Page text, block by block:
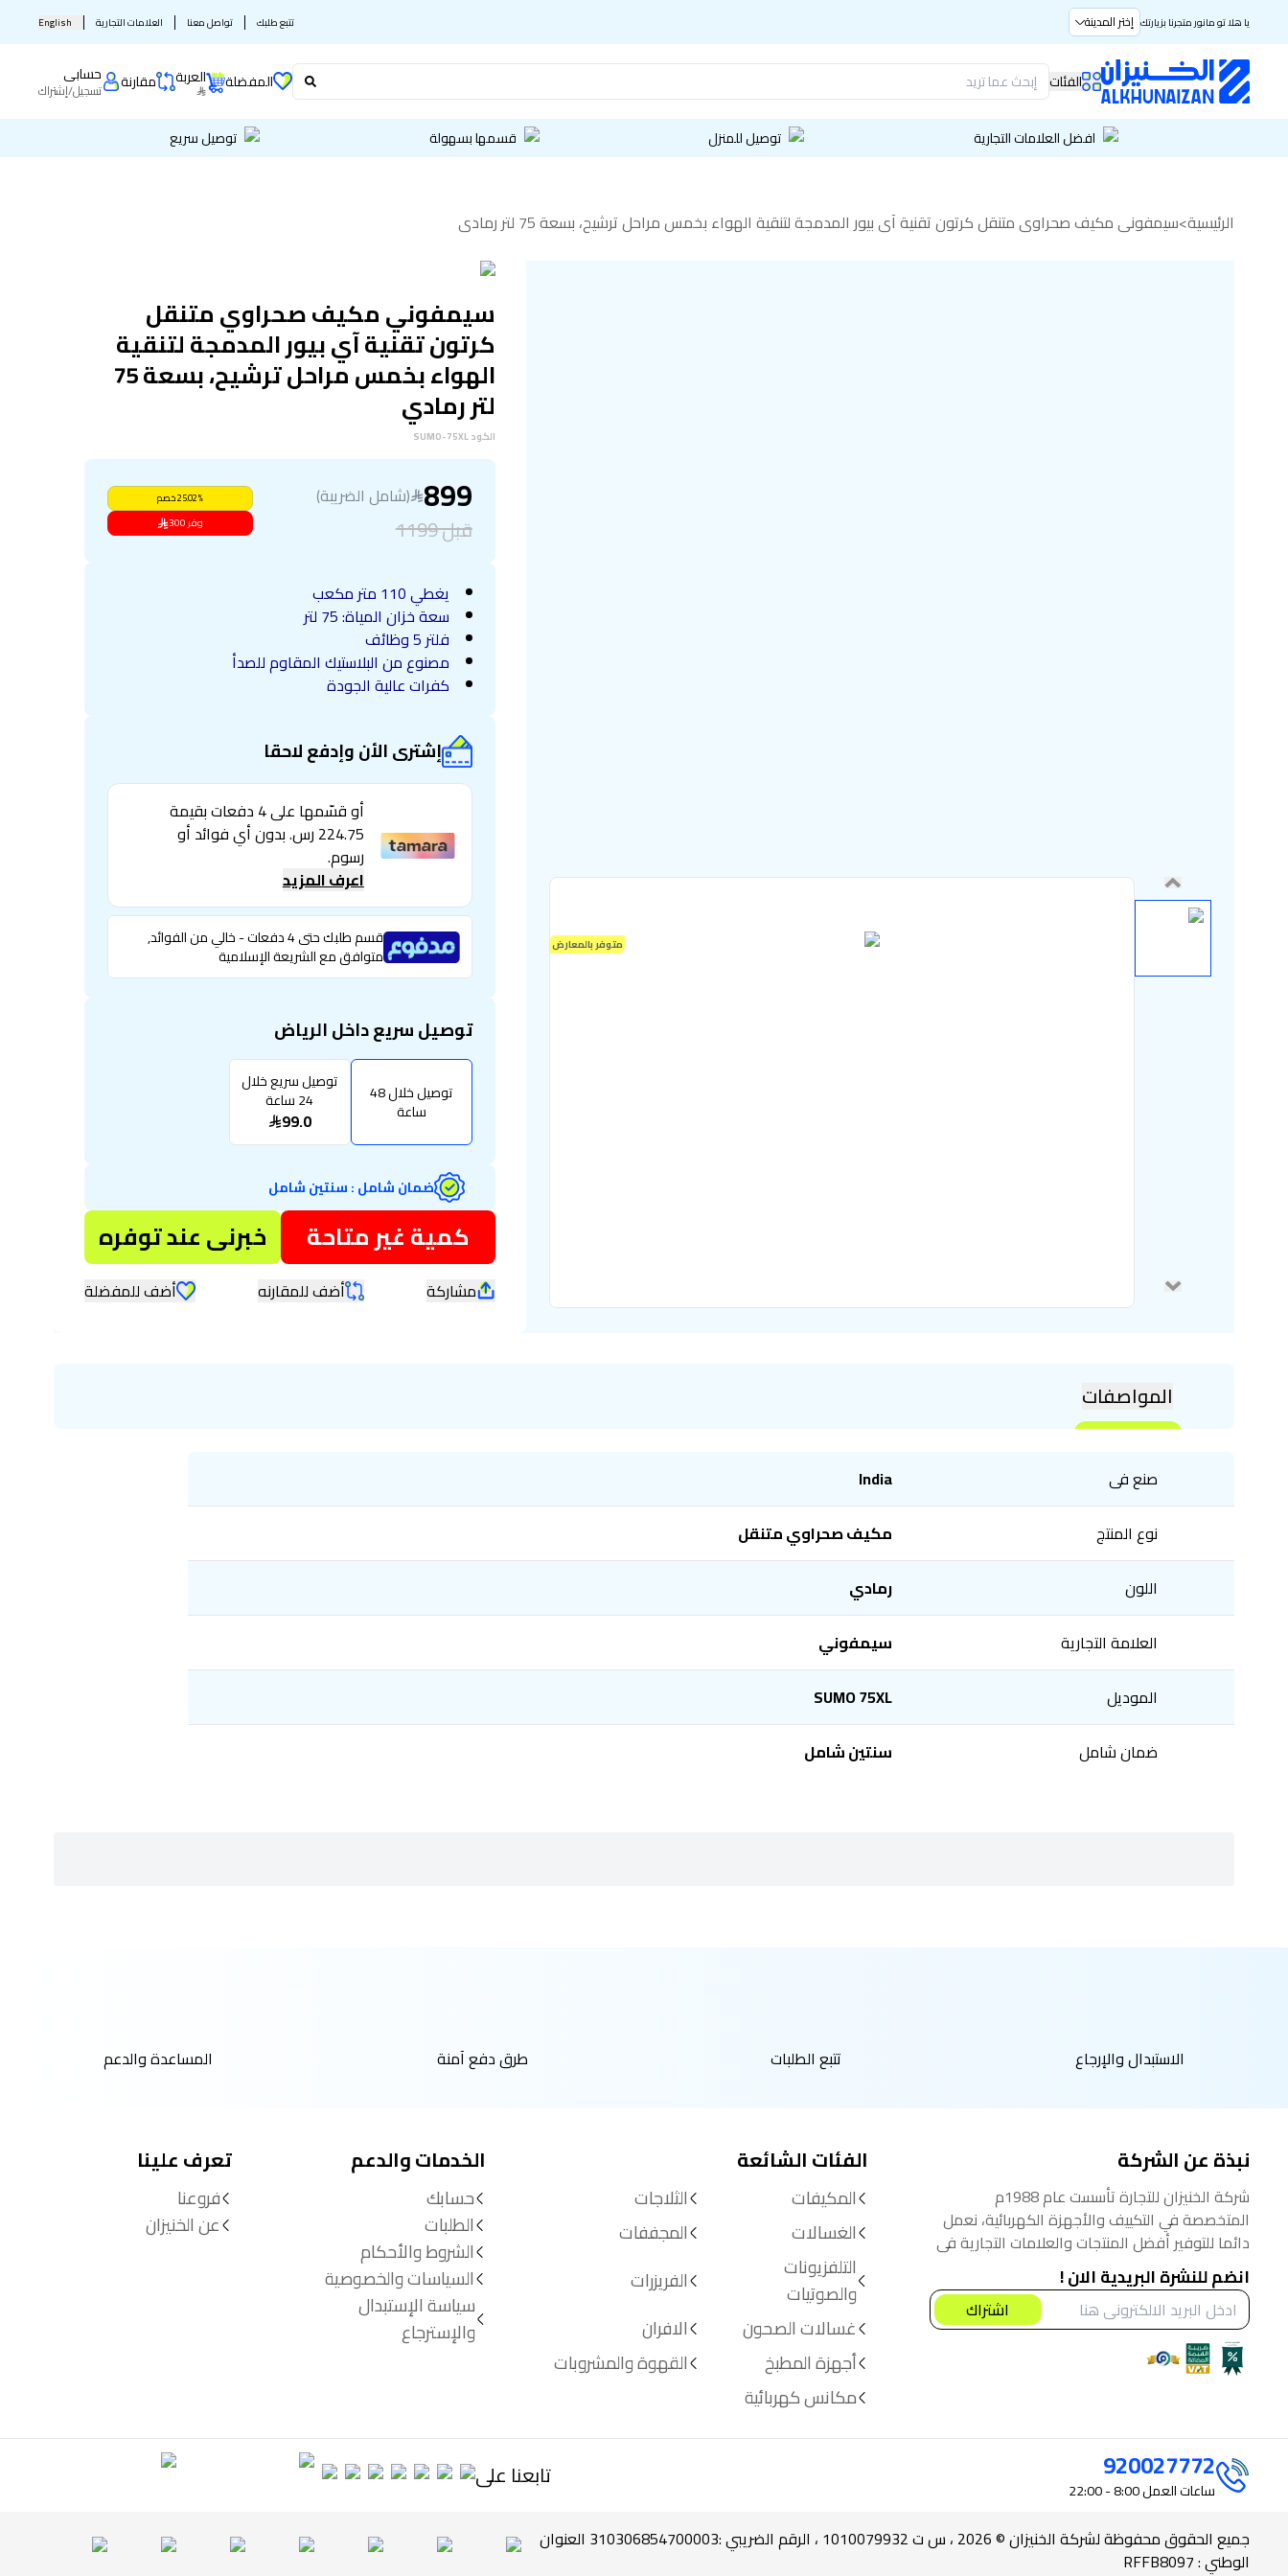
يا هلا تو مانور متجرنا بزيارتك إختر المدينة تتبع طلبك تواصل معنا العلامات التجارية English
الفئات المفضلة العربة مقارنة حسابى
تسجيل/إشتراك
افضل العلامات التجارية توصيل للمنزل قسمها بسهولة توصيل سريع
الرئيسية>سيمفوني مكيف صحراوي متنقل كرتون تقنية آي بيور المدمجة لتنقية الهواء بخمس مراحل ترشيح، بسعة 75 لتر رمادي
متوفر بالمعارض
سيمفوني مكيف صحراوي متنقل
كرتون تقنية آي بيور المدمجة لتنقية
الهواء بخمس مراحل ترشيح، بسعة 75
لتر رمادي
الكودSUMO-75XL
899 (شامل الضريبة)
قبل1199
25.02% خصم
وفر300
يغطي 110 متر مكعب
سعة خزان المياة: 75 لتر
فلتر 5 وظائف
مصنوع من البلاستيك المقاوم للصدأ
كفرات عالية الجودة
إشترى الأن وإدفع لاحقا
أو قسّمها على 4 دفعات بقيمة
224.75 رس. بدون أي فوائد أو
رسوم.
اعرف المزيد
قسم طلبك حتى 4 دفعات - خالي من الفوائد,
متوافق مع الشريعة الإسلامية
توصيل سريع داخل الرياض
توصيل خلال 48
ساعة
توصيل سريع خلال
24 ساعة
99.0
ضمان شامل:سنتين شامل
كمية غير متاحة خبرنى عند توفره
مشاركة أضف للمقارنه أضف للمفضلة
المواصفات
صنع فى
India
نوع المنتج
مكيف صحراوي متنقل
اللون
رمادي
العلامة التجارية
سيمفوني
الموديل
SUMO 75XL
ضمان شامل
سنتين شامل
الاستبدال والإرجاع تتبع الطلبات طرق دفع آمنة المساعدة والدعم
نبذة عن الشركة
شركة الخنيزان للتجارة تأسست عام 1988م
المتخصصة في التكييف والأجهزة الكهربائية، نعمل
دائما للتوفير أفضل المنتجات والعلامات التجارية في
السوق السعودي، نؤمن أنه من حق المستهلك
الحصول على أفضل المنتجات بأفضل سعر.
انضم للنشرة البريدية الان !
اشتراك
الفئات الشائعة
المكيفات
الثلاجات
الغسالات
المجففات
التلفزيونات
والصوتيات
الفريزرات
غسالات الصحون
الافران
أجهزة المطبخ
القهوة والمشروبات
مكانس كهربائية
الخدمات والدعم
حسابك
الطلبات
الشروط والأحكام
السياسات والخصوصية
سياسة الإستبدال
والإسترجاع
تعرف علينا
فروعنا
عن الخنيزان
920027772
ساعات العمل تابعنا على
جميع الحقوق محفوظة لشركة الخنيزان © 2026 ، س ت 1010079932 ، الرقم الضريبي :310306854700003 العنوان
الوطني : RFFB8097